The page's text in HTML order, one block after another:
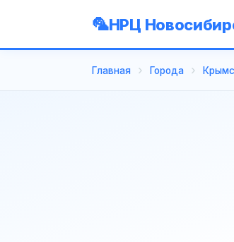
НРЦ
Главная Города